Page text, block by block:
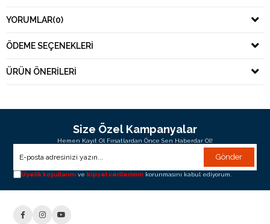
YORUMLAR(0)
ÖDEME SEÇENEKLERI
ÜRÜN ÖNERILERI
Size Özel Kampanyalar
Hemen Kayıt Ol Fırsatlardan Önce Sen Haberdar Ol!
Gönder
Üyelik koşullarını vekişisel verilerimin korunmasını kabul ediyorum.